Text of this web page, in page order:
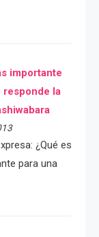
importante
responde la
¿Qué es
para una